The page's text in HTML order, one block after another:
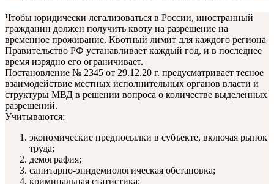
Чтобы юридически легализоваться в России, иностранный
гражданин должен получить квоту на разрешение на
временное проживание. Квотный лимит для каждого региона
Правительство РФ устанавливает каждый год, и в последнее
время изрядно его ограничивает.
Постановление № 2345 от 29.12.20 г. предусматривает тесное
взаимодействие местных исполнительных органов власти и
структуры МВД в решении вопроса о количестве выделенных
разрешений.
Учитываются:
экономические предпосылки в субъекте, включая рынок
труда;
демография;
санитарно-эпидемиологическая обстановка;
криминальная статистика;